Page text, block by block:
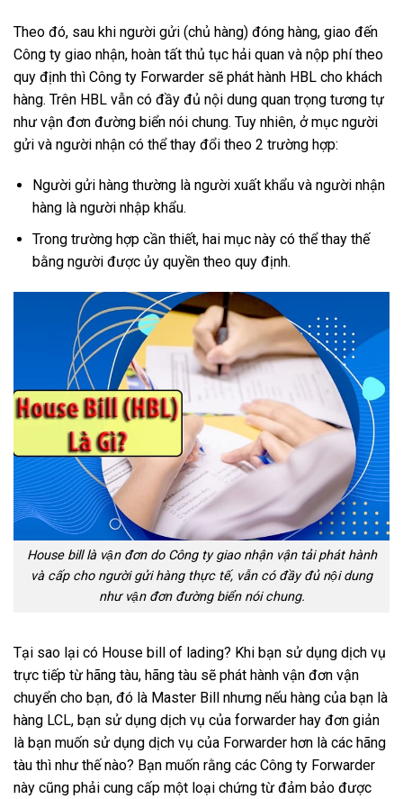
Theo đó, sau khi người gửi (chủ hàng) đóng hàng, giao đến
Công ty giao nhận, hoàn tất thủ tục hải quan và nộp phí theo
quy định thì Công ty Forwarder sẽ phát hành HBL cho khách
hàng. Trên HBL vẫn có đầy đủ nội dung quan trọng tương tự
như vận đơn đường biển nói chung. Tuy nhiên, ở mục người
gửi và người nhận có thể thay đổi theo 2 trường hợp:
Người gửi hàng thường là người xuất khẩu và người nhận
hàng là người nhập khẩu.
Trong trường hợp cần thiết, hai mục này có thể thay thế
bằng người được ủy quyền theo quy định.
House bill là vận đơn do Công ty giao nhận vận tải phát hành
và cấp cho người gửi hàng thực tế, vẫn có đầy đủ nội dung
như vận đơn đường biển nói chung.
Tại sao lại có House bill of lading? Khi bạn sử dụng dịch vụ
trực tiếp từ hãng tàu, hãng tàu sẽ phát hành vận đơn vận
chuyển cho bạn, đó là Master Bill nhưng nếu hàng của bạn là
hàng LCL, bạn sử dụng dịch vụ của forwarder hay đơn giản
là bạn muốn sử dụng dịch vụ của Forwarder hơn là các hãng
tàu thì như thế nào? Bạn muốn rằng các Công ty Forwarder
này cũng phải cung cấp một loại chứng từ đảm bảo được